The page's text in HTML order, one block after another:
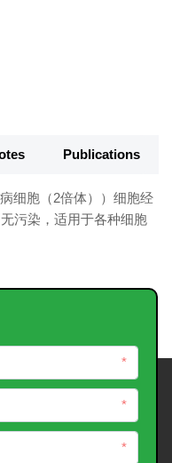
Publications
细胞（2倍体））细胞经
污染，适用于各种细胞
*
*
*